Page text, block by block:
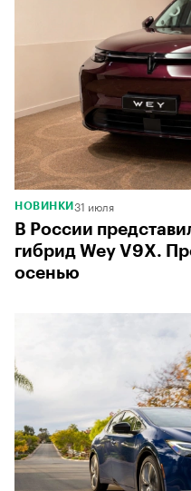
НОВИНКИ 31 июля
В России
гибрид Wey V9X.
осенью